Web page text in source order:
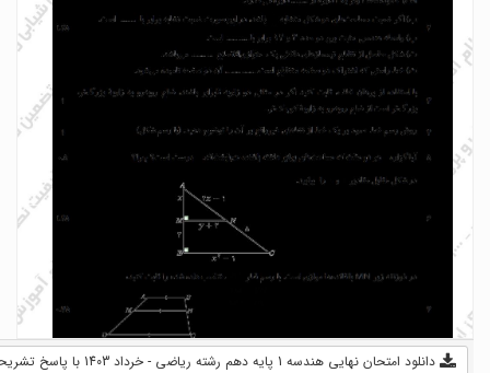
دانلود امتحان نهایی هندسه 1 پایه دهم رشته ریاضی - خرداد 1403 با پاسخ تشریحی (PDF) - 3.24 MB